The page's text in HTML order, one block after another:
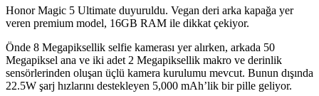
Honor Magic 5 Ultimate duyuruldu. Vegan deri arka kapağa yer
veren premium model, 16GB RAM ile dikkat çekiyor.
Önde 8 Megapiksellik selfie kamerası yer alırken, arkada 50
Megapiksel ana ve iki adet 2 Megapiksellik makro ve derinlik
sensörlerinden oluşan üçlü kamera kurulumu mevcut. Bunun dışında
22.5W şarj hızlarını destekleyen 5,000 mAh’lik bir pille geliyor.